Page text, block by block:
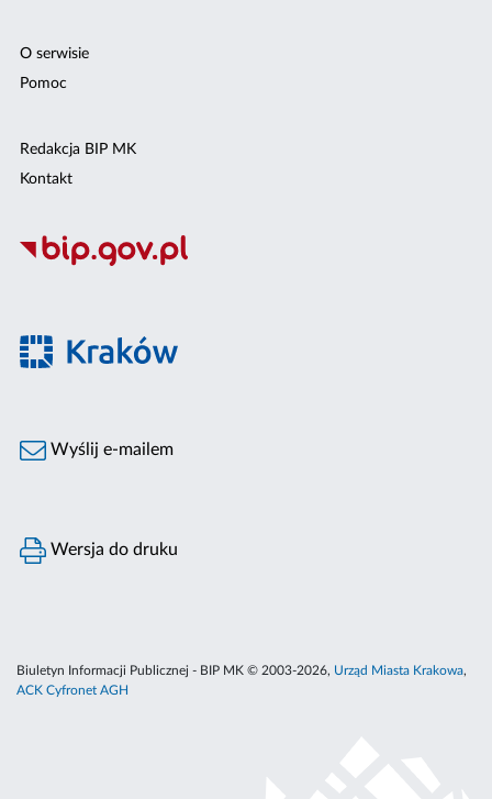
O serwisie
Pomoc
Redakcja BIP MK
Kontakt
Wyślij e-mailem
Wersja do druku
Biuletyn Informacji Publicznej - BIP MK © 2003-2026, Urząd Miasta Krakowa,
ACK Cyfronet AGH